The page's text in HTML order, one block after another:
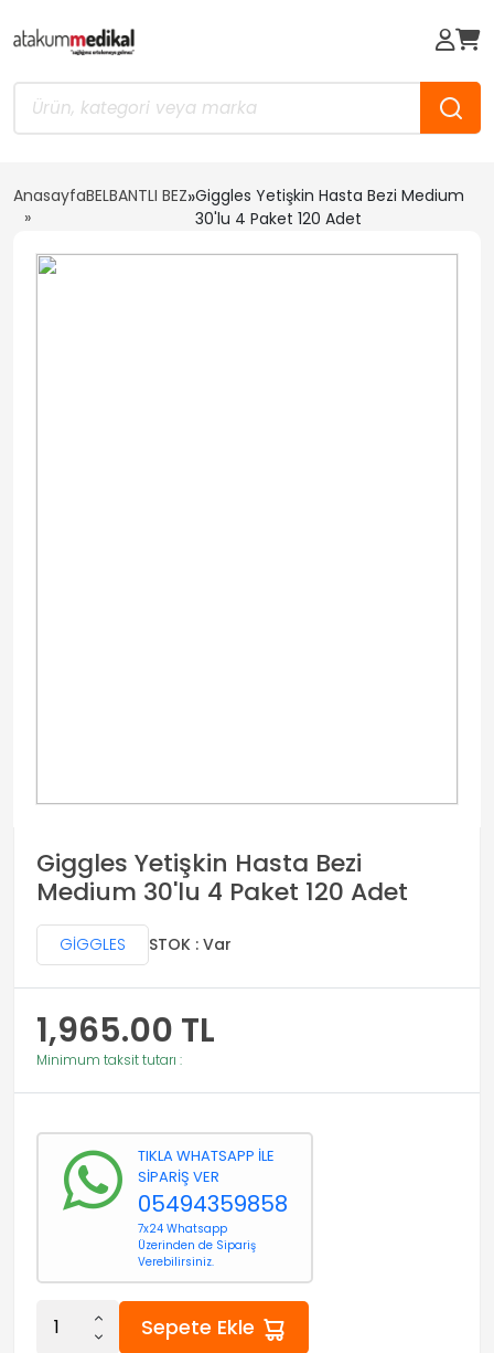
AnasayfaBELBANTLI BEZ»Giggles Yetişkin Hasta Bezi Medium
30'lu 4 Paket 120 Adet
Giggles Yetişkin Hasta Bezi
Medium 30'lu 4 Paket 120 Adet
GİGGLES STOK : Var
1,965.00 TL
Minimum taksit tutarı :
TIKLA WHATSAPP İLE
SİPARİŞ VER
05494359858
7x24 Whatsapp
Üzerinden de Sipariş
Verebilirsiniz.
Sepete Ekle